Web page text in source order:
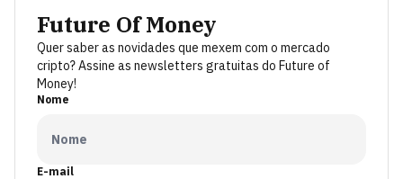
Future Of Money
Quer saber as novidades que mexem com o mercado
cripto? Assine as newsletters gratuitas do Future of
Money!
Nome
E-mail